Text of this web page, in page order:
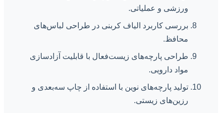
ورزشی و عملیاتی.
بررسی کاربرد الیاف کربنی در طراحی لباس‌های
محافظ.
طراحی پارچه‌های زیست‌فعال با قابلیت آزادسازی
مواد دارویی.
تولید پارچه‌های نوین با استفاده از چاپ سه‌بعدی و
رزین‌های زیستی.